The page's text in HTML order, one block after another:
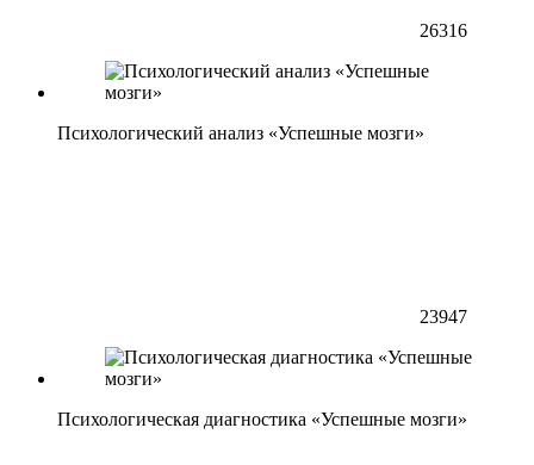
26316
Психологический анализ «Успешные мозги»
23947
Психологическая диагностика «Успешные мозги»